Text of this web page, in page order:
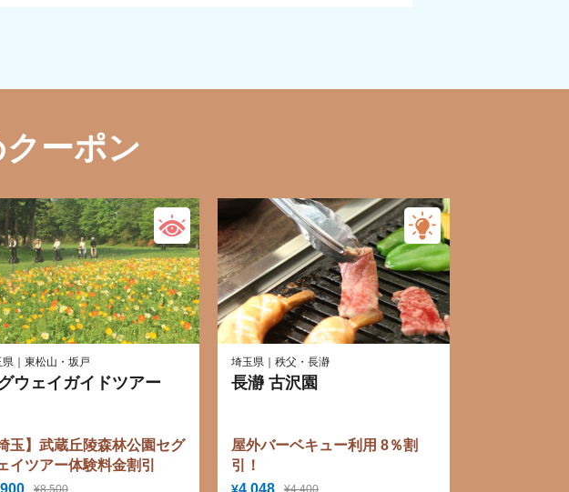
ーポン
県｜東松山・坂戸
ウェイガイドツアー
埼玉】武蔵丘陵森林公園セグ
イツアー体験料金割引
埼玉県｜秩父・長瀞
長瀞 古沢園
屋外バーベキュー利用 8％割
引！